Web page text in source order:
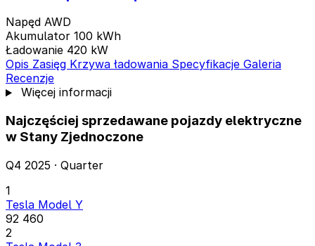
Napęd AWD
Akumulator 100 kWh
Ładowanie 420 kW
Opis Zasięg Krzywa ładowania Specyfikacje Galeria
Recenzje
Więcej informacji
Najczęściej sprzedawane pojazdy elektryczne
w Stany Zjednoczone
Q4 2025 · Quarter
1
Tesla Model Y
92 460
2